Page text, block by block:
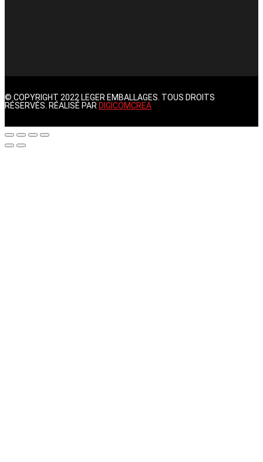
© COPYRIGHT 2022 LEGER EMBALLAGES. TOUS DROITS
RÉSERVÉS. RÉALISÉ PAR DIGICOMCREA